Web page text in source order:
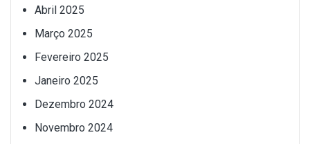
Abril 2025
Março 2025
Fevereiro 2025
Janeiro 2025
Dezembro 2024
Novembro 2024